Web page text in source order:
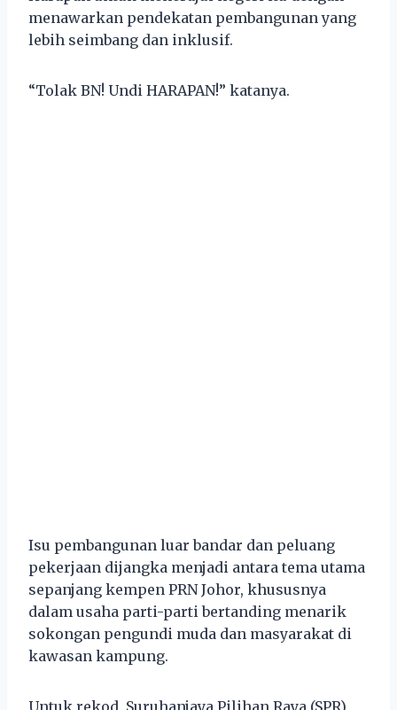
menawarkan pendekatan pembangunan yang
lebih seimbang dan inklusif.
“Tolak BN! Undi HARAPAN!” katanya.
Isu pembangunan luar bandar dan peluang
pekerjaan dijangka menjadi antara tema utama
sepanjang kempen PRN Johor, khususnya
dalam usaha parti-parti bertanding menarik
sokongan pengundi muda dan masyarakat di
kawasan kampung.
Untuk rekod, Suruhanjaya Pilihan Raya (SPR)